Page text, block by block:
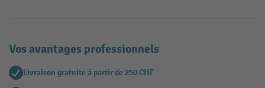
Vos avantages professionnels
Livraison gratuite à partir de 250 CHF